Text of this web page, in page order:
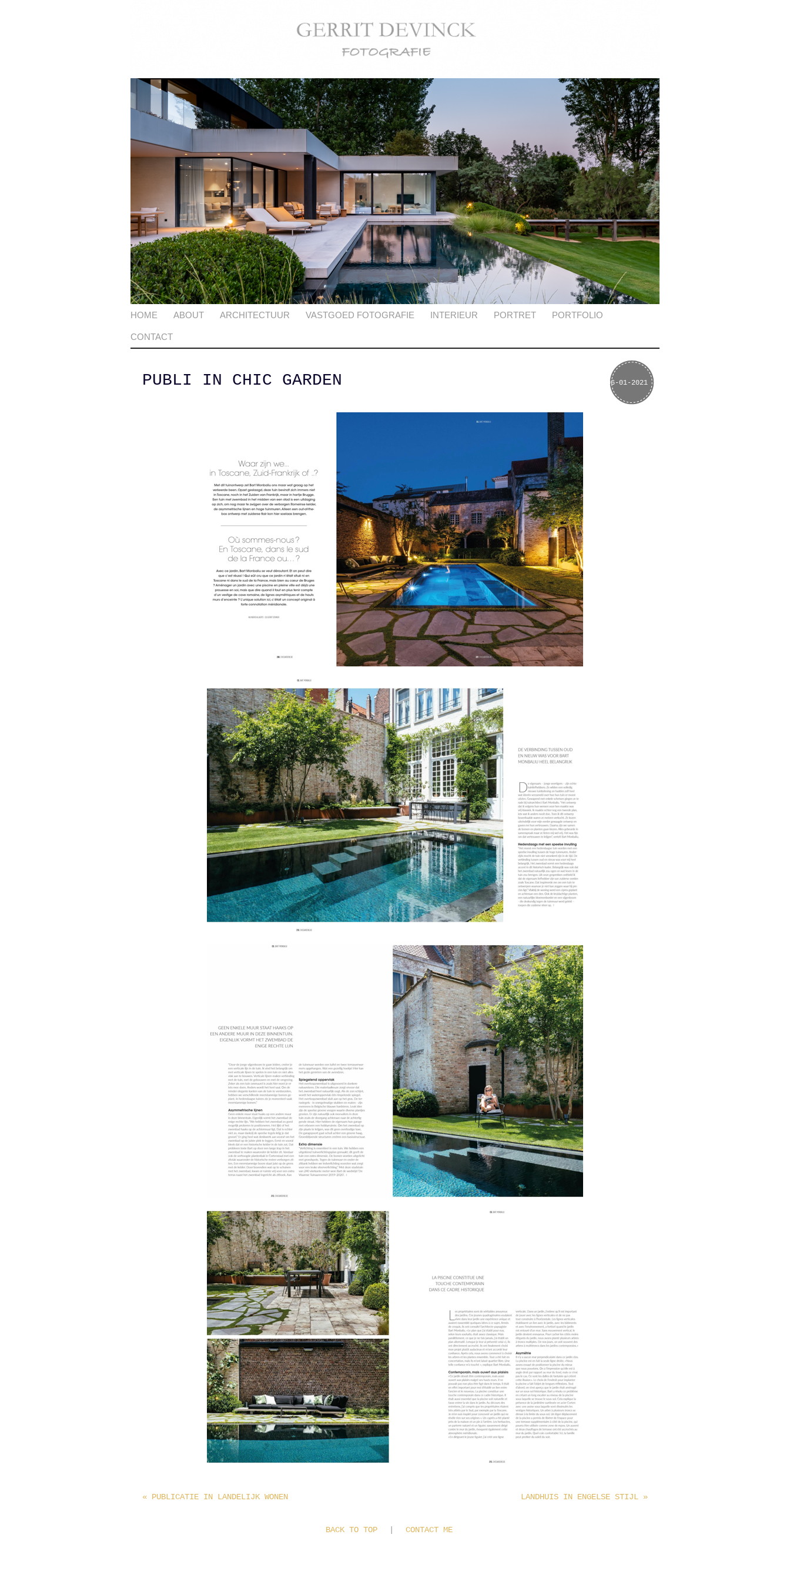
HOME ABOUT ARCHITECTUUR VASTGOED FOTOGRAFIE INTERIEUR PORTRET PORTFOLIO
CONTACT
06-01-2021
PUBLI IN CHIC GARDEN
« PUBLICATIE IN LANDELIJK WONEN LANDHUIS IN ENGELSE STIJL »
BACK TO TOP CONTACT ME